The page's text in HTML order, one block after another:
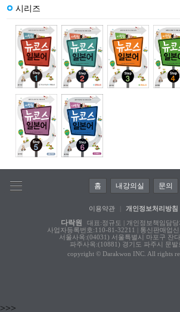
시리즈
홈 내강의실 문의
이용약관 개인정보처리방침
다락원
대표:정규도 | 개인정보책임담당
사업자등록번호:110-81-32211 | 통신판매업
서울사옥:(04031) 서울특별시 마포구 잔
파주사옥:(10881) 경기도 파주시 문발
copyright © Darakwon INC. All rights
>>>